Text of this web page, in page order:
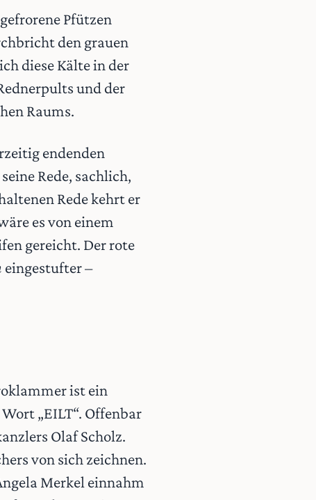
Pfützen
den grauen
diese Kälte in der
und der
Raums.
endenden
Rede, sachlich,
Rede kehrt er
es von einem
gereicht. Der rote
eingestufter –
ist ein
„EILT“. Offenbar
Olaf Scholz.
von sich zeichnen.
Merkel einnahm